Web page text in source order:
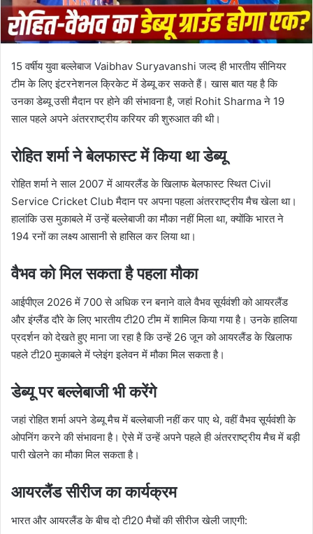
15 वर्षीय युवा बल्लेबाज Vaibhav Suryavanshi जल्द ही भारतीय सीनियर
टीम के लिए इंटरनेशनल क्रिकेट में डेब्यू कर सकते हैं। खास बात यह है कि
उनका डेब्यू उसी मैदान पर होने की संभावना है, जहां Rohit Sharma ने 19
साल पहले अपने अंतरराष्ट्रीय करियर की शुरुआत की थी।
रोहित शर्मा ने बेलफास्ट में किया था डेब्यू
रोहित शर्मा ने साल 2007 में आयरलैंड के खिलाफ बेलफास्ट स्थित Civil
Service Cricket Club मैदान पर अपना पहला अंतरराष्ट्रीय मैच खेला था।
हालांकि उस मुकाबले में उन्हें बल्लेबाजी का मौका नहीं मिला था, क्योंकि भारत ने
194 रनों का लक्ष्य आसानी से हासिल कर लिया था।
वैभव को मिल सकता है पहला मौका
आईपीएल 2026 में 700 से अधिक रन बनाने वाले वैभव सूर्यवंशी को आयरलैंड
और इंग्लैंड दौरे के लिए भारतीय टी20 टीम में शामिल किया गया है। उनके हालिया
प्रदर्शन को देखते हुए माना जा रहा है कि उन्हें 26 जून को आयरलैंड के खिलाफ
पहले टी20 मुकाबले में प्लेइंग इलेवन में मौका मिल सकता है।
डेब्यू पर बल्लेबाजी भी करेंगे
जहां रोहित शर्मा अपने डेब्यू मैच में बल्लेबाजी नहीं कर पाए थे, वहीं वैभव सूर्यवंशी के
ओपनिंग करने की संभावना है। ऐसे में उन्हें अपने पहले ही अंतरराष्ट्रीय मैच में बड़ी
पारी खेलने का मौका मिल सकता है।
आयरलैंड सीरीज का कार्यक्रम
भारत और आयरलैंड के बीच दो टी20 मैचों की सीरीज खेली जाएगी: